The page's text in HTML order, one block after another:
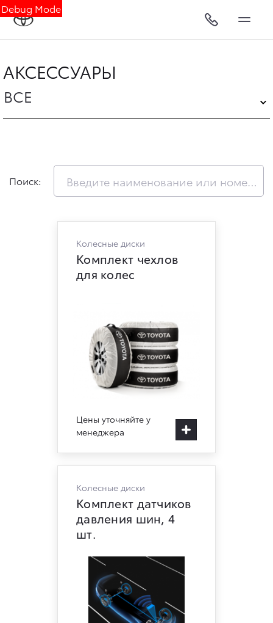
Debug Mode
АКСЕССУАРЫ
ВСЕ
Поиск:
Колесные диски
Комплект чехлов
для колес
Цены уточняйте у
менеджера
Колесные диски
Комплект датчиков
давления шин, 4
шт.